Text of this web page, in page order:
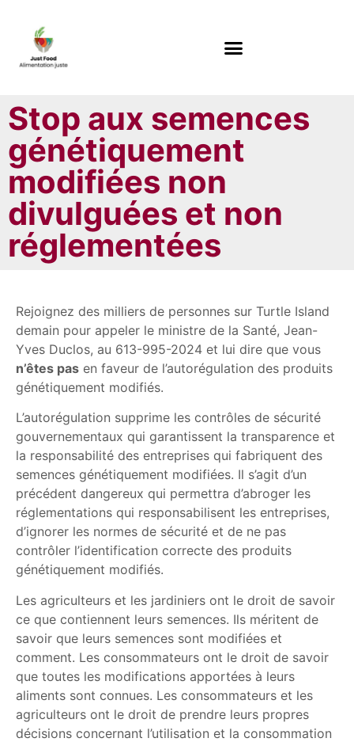
Stop aux semences
génétiquement
modifiées non
divulguées et non
réglementées
Rejoignez des milliers de personnes sur Turtle Island
demain pour appeler le ministre de la Santé, Jean-
Yves Duclos, au 613-995-2024 et lui dire que vous
n’êtes pas en faveur de l’autorégulation des produits
génétiquement modifiés.
L’autorégulation supprime les contrôles de sécurité
gouvernementaux qui garantissent la transparence et
la responsabilité des entreprises qui fabriquent des
semences génétiquement modifiées. Il s’agit d’un
précédent dangereux qui permettra d’abroger les
réglementations qui responsabilisent les entreprises,
d’ignorer les normes de sécurité et de ne pas
contrôler l’identification correcte des produits
génétiquement modifiés.
Les agriculteurs et les jardiniers ont le droit de savoir
ce que contiennent leurs semences. Ils méritent de
savoir que leurs semences sont modifiées et
comment. Les consommateurs ont le droit de savoir
que toutes les modifications apportées à leurs
aliments sont connues. Les consommateurs et les
agriculteurs ont le droit de prendre leurs propres
décisions concernant l’utilisation et la consommation